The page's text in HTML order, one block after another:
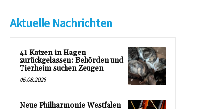
Aktuelle Nachrichten
41 Katzen in Hagen
zurückgelassen: Behörden und
Tierheim suchen Zeugen
06.08.2026
Neue Philharmonie Westfalen